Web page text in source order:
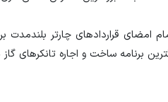
برنامه ساخت و اجاره تانکر‌های